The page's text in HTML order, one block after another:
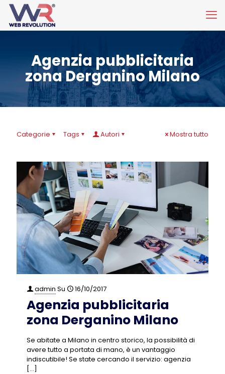
Agenzia pubblicitaria
zona Derganino Milano
Categorie Tags Autori Mostra tutto
admin Su 16/10/2017
Agenzia pubblicitaria
zona Derganino Milano
Se abitate a Milano in centro storico, la possibilità di
avere tutto a portata di mano, è un vantaggio
indiscutibile! Se state cercando il servizio: agenzia
[…]